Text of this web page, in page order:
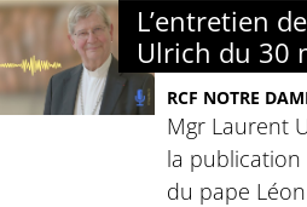
L’entretien
Ulrich du 30
RCF NOTRE
Mgr Laurent
la
du pape